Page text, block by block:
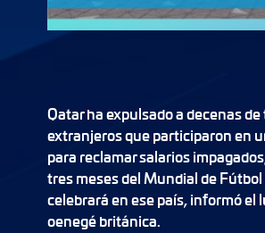
Qatar ha expulsado a decenas
extranjeros que participaron en
para reclamar salarios
tres meses del Mundial de Fútbol
celebrará en ese país, informó el
oenegé británica.